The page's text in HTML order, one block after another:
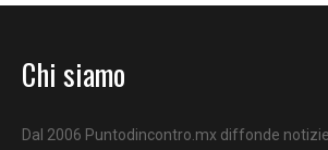
Chi siamo
Dal 2006 Puntodincontro.mx diffonde